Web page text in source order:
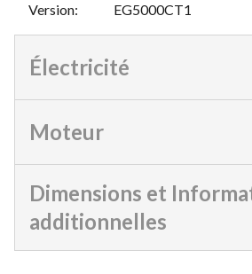
Version: EG5000CT1
Électricité
Moteur
Dimensions et
additionnelles